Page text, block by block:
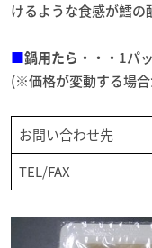
けるような食感が鱈の
■鍋用たら ・・・1パ
(※価格が変動する場
お問い合わせ先
TEL/FAX